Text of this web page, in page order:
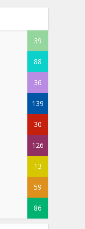
39
88
36
139
30
126
13
59
86